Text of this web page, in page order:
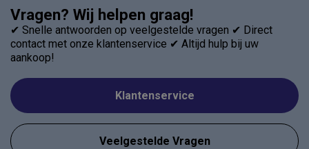
Vragen? Wij helpen graag!
✔ Snelle antwoorden op veelgestelde vragen ✔ Direct
contact met onze klantenservice ✔ Altijd hulp bij uw
aankoop!
Klantenservice
Veelgestelde Vragen